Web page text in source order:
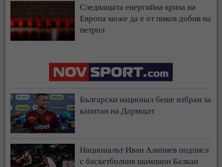
Следващата енергийна криза на
Европа може да е от пиков добив на
петрол
Български национал беше избран за
капитан на Дармщат
Националът Иван Алипиев подписа
с баскетболния шампион Балкан